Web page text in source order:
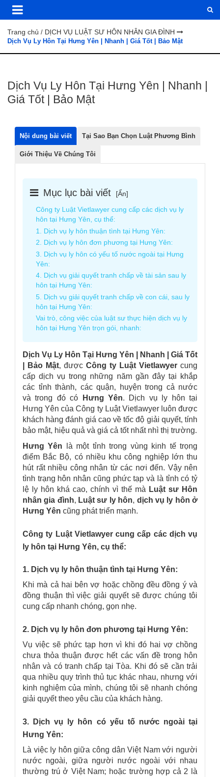
Trang chủ / DỊCH VỤ LUẬT SƯ HÔN NHÂN GIA ĐÌNH
Dịch Vụ Ly Hôn Tại Hưng Yên | Nhanh | Giá Tốt | Bảo Mật
Dịch Vụ Ly Hôn Tại Hưng Yên | Nhanh |
Giá Tốt | Bảo Mật
Nội dung bài viết Tại Sao Bạn Chọn Luật Phương Bình
Giới Thiệu Về Chúng Tôi
Mục lục bài viết [Ẩn]
Công ty Luật Vietlawyer cung cấp các dịch vụ ly
hôn tại Hưng Yên, cụ thể:
1. Dịch vụ ly hôn thuận tình tại Hưng Yên:
2. Dịch vụ ly hôn đơn phương tại Hưng Yên:
3. Dịch vụ ly hôn có yếu tố nước ngoài tại Hưng
Yên:
4. Dịch vụ giải quyết tranh chấp về tài sản sau ly
hôn tại Hưng Yên:
5. Dịch vụ giải quyết tranh chấp về con cái, sau ly
hôn tại Hưng Yên:
Vai trò, công việc của luật sư thực hiện dịch vụ ly
hôn tại Hưng Yên trọn gói, nhanh:
Dịch Vụ Ly Hôn Tại Hưng Yên | Nhanh | Giá Tốt
| Bảo Mật, được Công ty Luật Vietlawyer cung
cấp dịch vụ trong những năm gần đây tại khắp
các tỉnh thành, các quận, huyện trong cả nước
và trong đó có
Hưng Yên. Dịch vụ ly hôn tại
Hưng Yên của Công ty Luật Vietlawyer luôn được
khách hàng đánh giá cao về tốc độ giải quyết, tính
bảo mật, hiệu quả và giá cả tốt nhất nhì thị trường.
Hưng Yên
là một tỉnh trong vùng kinh tế trọng
điểm Bắc Bộ, có nhiều khu công nghiệp lớn thu
hút rất nhiều công nhân từ các nơi đến. Vậy nên
tình trạng hôn nhân cũng phức tạp và là tỉnh có tỷ
lệ ly hôn khá cao, chính vì thế mà Luật sư Hôn
nhân gia đình, Luật sư ly hôn, dịch vụ ly hôn ở
Hưng Yên cũng phát triển mạnh.
Công ty Luật Vietlawyer cung cấp các dịch vụ
ly hôn tại Hưng Yên, cụ thể:
1. Dịch vụ ly hôn thuận tình tại Hưng Yên:
Khi mà cả hai bên vợ hoặc chồng đều đồng ý và
đồng thuận thì việc giải quyết sẽ được chúng tôi
cung cấp nhanh chóng, gọn nhẹ.
2. Dịch vụ ly hôn đơn phương tại Hưng Yên:
Vụ việc sẽ phức tạp hơn vì khi đó hai vợ chồng
chưa thỏa thuận được hết các vấn đề trong hôn
nhân và có tranh chấp tại Tòa. Khi đó sẽ cần trải
qua nhiều quy trình thủ tục khác nhau, nhưng với
kinh nghiệm của mình, chúng tôi sẽ nhanh chóng
giải quyết theo yêu cầu của khách hàng.
3. Dịch vụ ly hôn có yếu tố nước ngoài tại
Hưng Yên:
Là việc ly hôn giữa công dân Việt Nam với người
nước ngoài, giữa người nước ngoài với nhau
thường trú ở Việt Nam; hoặc trường hợp cả 2 là